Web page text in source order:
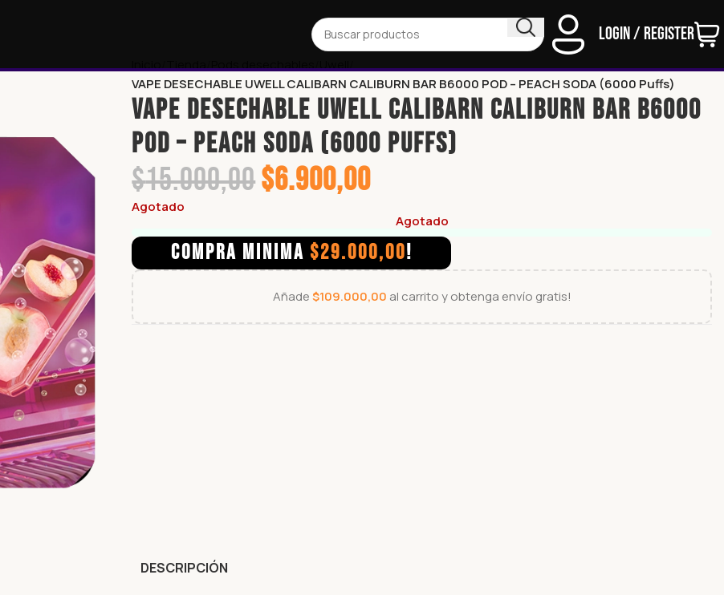
Login / Register
Inicio Tienda Pods desechables Uwell
VAPE DESECHABLE UWELL CALIBARN CALIBURN BAR B6000 POD – PEACH SODA (6000 Puffs)
VAPE DESECHABLE UWELL CALIBARN CALIBURN BAR B6000
POD – PEACH SODA (6000 Puffs)
$15.000,00$6.900,00
Agotado
Agotado
COMPRA MINIMA $29.000,00!
Añade$109.000,00 al carrito y obtenga envío gratis!
DESCRIPCIÓN